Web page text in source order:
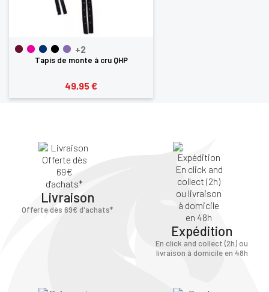
+2
Tapis de monte à cru QHP
49,95 €
Livraison
Offerte dès 69€ d'achats*
Expédition
En click and collect (2h) ou
livraison à domicile en 48h